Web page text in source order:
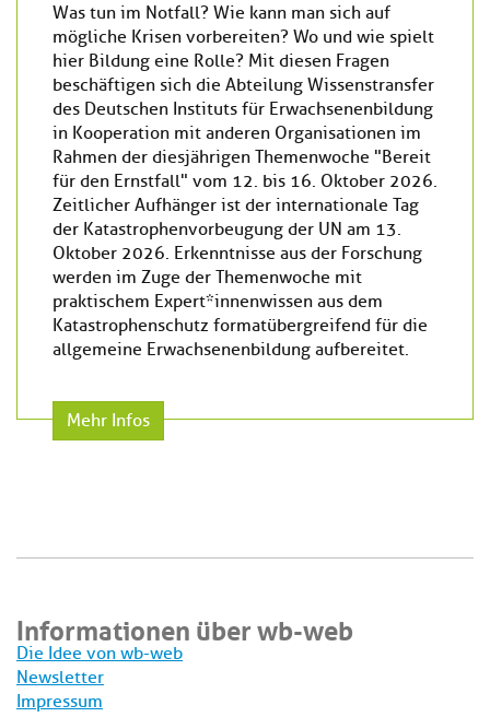
Was tun im Notfall? Wie kann man sich auf
mögliche Krisen vorbereiten? Wo und wie spielt
hier Bildung eine Rolle? Mit diesen Fragen
beschäftigen sich die Abteilung Wissenstransfer
des Deutschen Instituts für Erwachsenenbildung
in Kooperation mit anderen Organisationen im
Rahmen der diesjährigen Themenwoche "Bereit
für den Ernstfall" vom 12. bis 16. Oktober 2026.
Zeitlicher Aufhänger ist der internationale Tag
der Katastrophenvorbeugung der UN am 13.
Oktober 2026. Erkenntnisse aus der Forschung
werden im Zuge der Themenwoche mit
praktischem Expert*innenwissen aus dem
Katastrophenschutz formatübergreifend für die
allgemeine Erwachsenenbildung aufbereitet.
Mehr Infos
Informationen über wb-web
Die Idee von wb-web
Newsletter
Impressum